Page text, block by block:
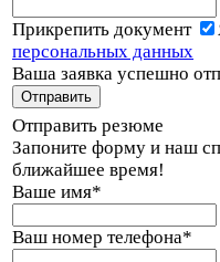
Прикрепить документ
персональных данных
Ваша заявка успешно
Отправить резюме
Запоните форму и наш
ближайшее время!
Ваше имя*
Ваш номер телефона*